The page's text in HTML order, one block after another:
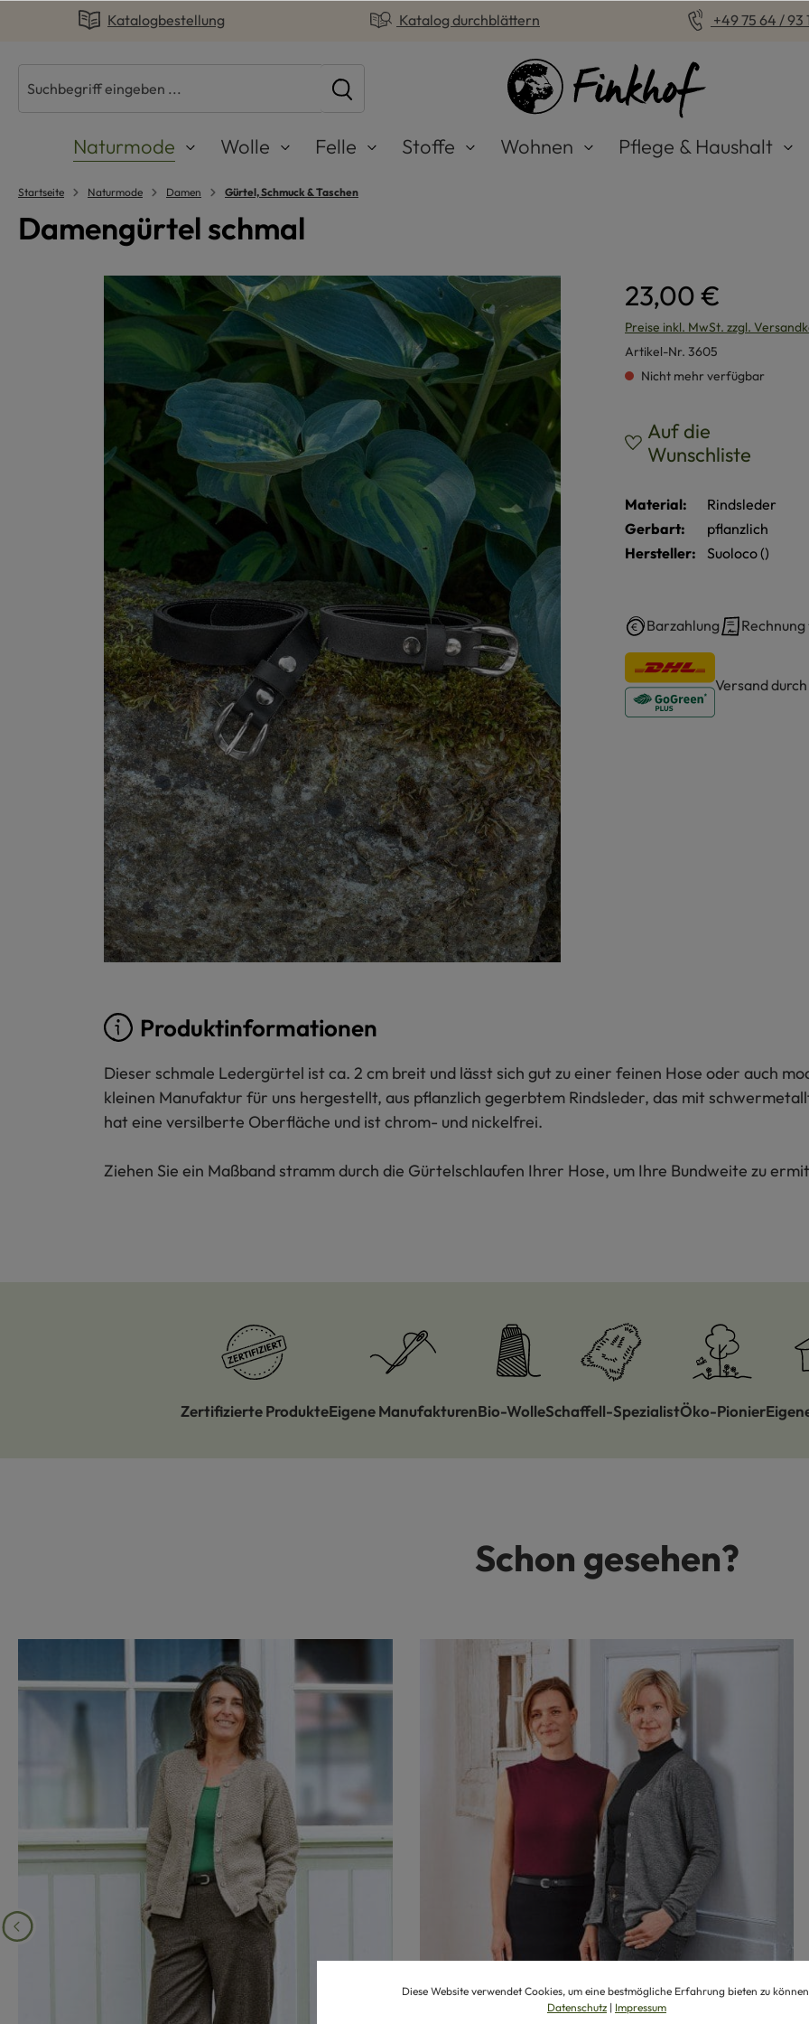
Zur Hauptnavigation springen
Katalogbestellung Katalog durchblättern +49 75 64 / 93
Naturmode Wolle Felle Stoffe Wohnen Pflege & Haushalt
Startseite Naturmode Damen Gürtel, Schmuck & Taschen
Damengürtel schmal
Bildergalerie überspringen 23,00 €
Preise inkl. MwSt. zzgl.
Artikel-Nr. 3605
Nicht mehr verfügbar
Auf die
Wunschliste
Material:
Rindsleder
Gerbart:
pflanzlich
Hersteller:
Suoloco ()
Barzahlung Rechnung
Versand
Produktinformationen
Dieser schmale Ledergürtel ist ca. 2 cm breit und lässt sich gut zu einer feinen Hose oder auch
kleinen Manufaktur für uns hergestellt, aus pflanzlich gegerbtem Rindsleder, das mit
hat eine versilberte Oberfläche und ist chrom- und nickelfrei.
Ziehen Sie ein Maßband stramm durch die Gürtelschlaufen Ihrer Hose, um Ihre Bundweite zu
Zertifizierte ProdukteEigene ManufakturenBio-WolleSchaffell-SpezialistÖko-Pionier
Schon gesehen?
Diese Website verwendet Cookies, um eine bestmögliche Erfahrung bieten zu
Datenschutz | Impressum